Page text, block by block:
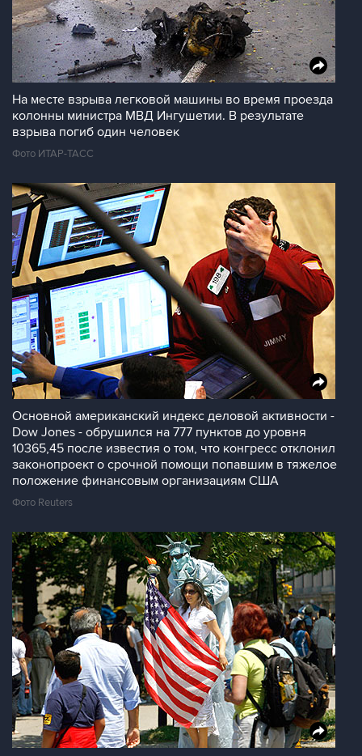
На месте взрыва легковой машины во время проезда
колонны министра МВД Ингушетии. В результате
взрыва погиб один человек
Фото ИТАР-ТАСС
Основной американский индекс деловой активности -
Dow Jones - обрушился на 777 пунктов до уровня
10365,45 после известия о том, что конгресс отклонил
законопроект о срочной помощи попавшим в тяжелое
положение финансовым организациям США
Фото Reuters